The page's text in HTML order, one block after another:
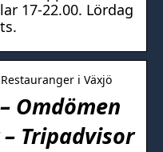
17-22.00. Lördag
i Växjö
Omdömen
Tripadvisor